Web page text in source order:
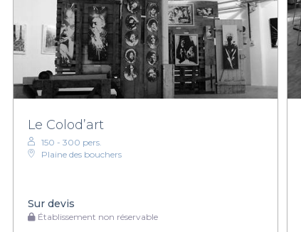
Le Colod’art
150 - 300 pers.
Plaine des bouchers
Sur devis
Établissement non réservable